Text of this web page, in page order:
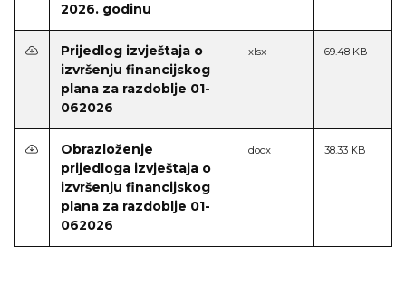
2026. godinu
Prijedlog izvještaja o
izvršenju financijskog
plana za razdoblje 01-
062026
xlsx 69.48 KB
Obrazloženje
prijedloga izvještaja o
izvršenju financijskog
plana za razdoblje 01-
062026
docx 38.33 KB